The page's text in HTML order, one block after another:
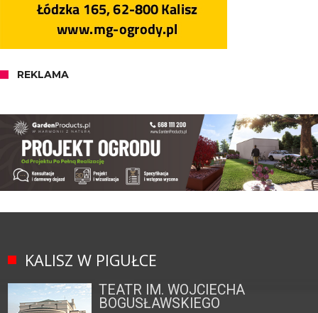
REKLAMA
KALISZ W PIGUŁCE
TEATR IM. WOJCIECHA
BOGUSŁAWSKIEGO